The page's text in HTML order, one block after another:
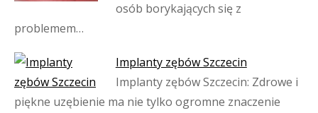
osób borykających się z
problemem…
Implanty zębów Szczecin
Implanty zębów Szczecin: Zdrowe i
piękne uzębienie ma nie tylko ogromne znaczenie